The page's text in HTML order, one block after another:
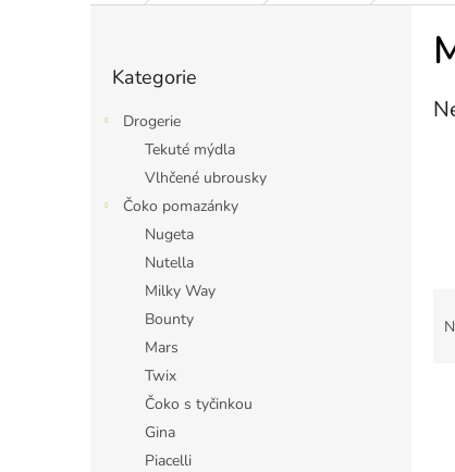
kategorie
Kategorie
Drogerie
Tekuté mýdla
Vlhčené ubrousky
Čoko pomazánky
Nugeta
Nutella
Milky Way
Bounty
Mars
Twix
Čoko s tyčinkou
Gina
Piacelli